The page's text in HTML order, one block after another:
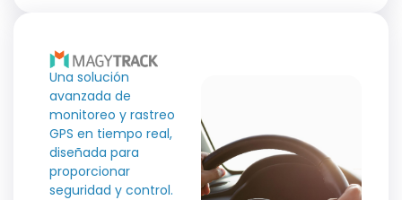
Una solución
avanzada de
monitoreo y rastreo
GPS en tiempo real,
diseñada para
proporcionar
seguridad y control.